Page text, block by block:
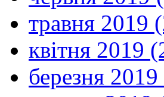
травня 2019
квітня 2019
березня